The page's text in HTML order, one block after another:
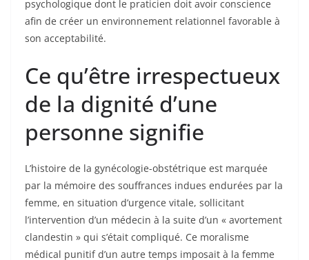
psychologique dont le praticien doit avoir conscience
afin de créer un environnement relationnel favorable à
son acceptabilité.
Ce qu’être irrespectueux
de la dignité d’une
personne signifie
L’histoire de la gynécologie-obstétrique est marquée
par la mémoire des souffrances indues endurées par la
femme, en situation d’urgence vitale, sollicitant
l’intervention d’un médecin à la suite d’un « avortement
clandestin » qui s’était compliqué. Ce moralisme
médical punitif d’un autre temps imposait à la femme